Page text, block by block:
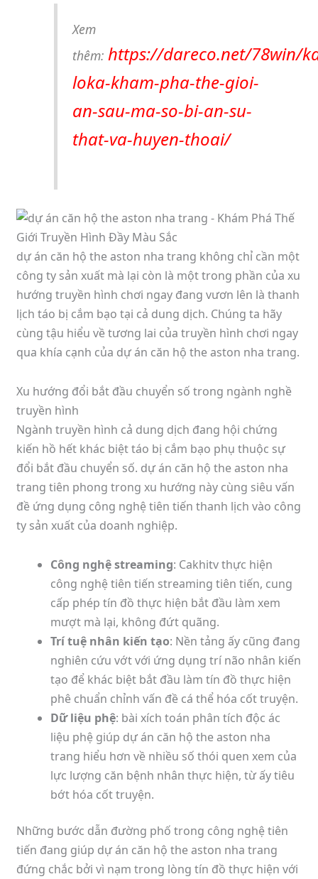
Xem
thêm: https://dareco.net/78win/
loka-kham-pha-the-gioi-
an-sau-ma-so-bi-an-su-
that-va-huyen-thoai/
dự án căn hộ the aston nha trang không chỉ cần một
công ty sản xuất mà lại còn là một trong phần của xu
hướng truyền hình chơi ngay đang vươn lên là thanh
lịch táo bị cắm bạo tại cả dung dịch. Chúng ta hãy
cùng tậu hiểu về tương lai của truyền hình chơi ngay
qua khía cạnh của dự án căn hộ the aston nha trang.
Xu hướng đổi bắt đầu chuyển số trong ngành nghề
truyền hình
Ngành truyền hình cả dung dịch đang hội chứng
kiến hồ hết khác biệt táo bị cắm bạo phụ thuộc sự
đổi bắt đầu chuyển số. dự án căn hộ the aston nha
trang tiên phong trong xu hướng này cùng siêu vấn
đề ứng dụng công nghệ tiên tiến thanh lịch vào công
ty sản xuất của doanh nghiệp.
Công nghệ streaming: Cakhitv thực hiện
công nghệ tiên tiến streaming tiên tiến, cung
cấp phép tín đồ thực hiện bắt đầu làm xem
mượt mà lại, không đứt quãng.
Trí tuệ nhân kiến tạo: Nền tảng ấy cũng đang
nghiên cứu vớt với ứng dụng trí não nhân kiến
tạo để khác biệt bắt đầu làm tín đồ thực hiện
phê chuẩn chỉnh vấn đề cá thể hóa cốt truyện.
Dữ liệu phệ: bài xích toán phân tích độc ác
liệu phệ giúp dự án căn hộ the aston nha
trang hiểu hơn về nhiều số thói quen xem của
lực lượng căn bệnh nhân thực hiện, từ ấy tiêu
bớt hóa cốt truyện.
Những bước dẫn đường phố trong công nghệ tiên
tiến đang giúp dự án căn hộ the aston nha trang
đứng chắc bởi vì nạm trong lòng tín đồ thực hiện với